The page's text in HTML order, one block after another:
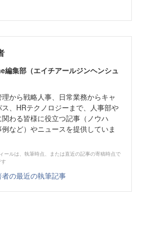
編集部（エイチアールジンヘンシュ
から戦略人事、日常業務からキャ
ス、HRテクノロジーまで、人事部や
関わる皆様に役立つ記事（ノウハ
例など）やニュースを提供していま
ールは、執筆時点、または直近の記事の寄稿時点で
者の最近の執筆記事